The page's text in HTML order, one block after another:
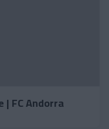
| FC Andorra